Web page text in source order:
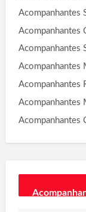
Acompanhantes
Acompanhantes
Acompanhantes
Acompanhantes
Acompanhantes
Acompanhantes
Acompanhantes